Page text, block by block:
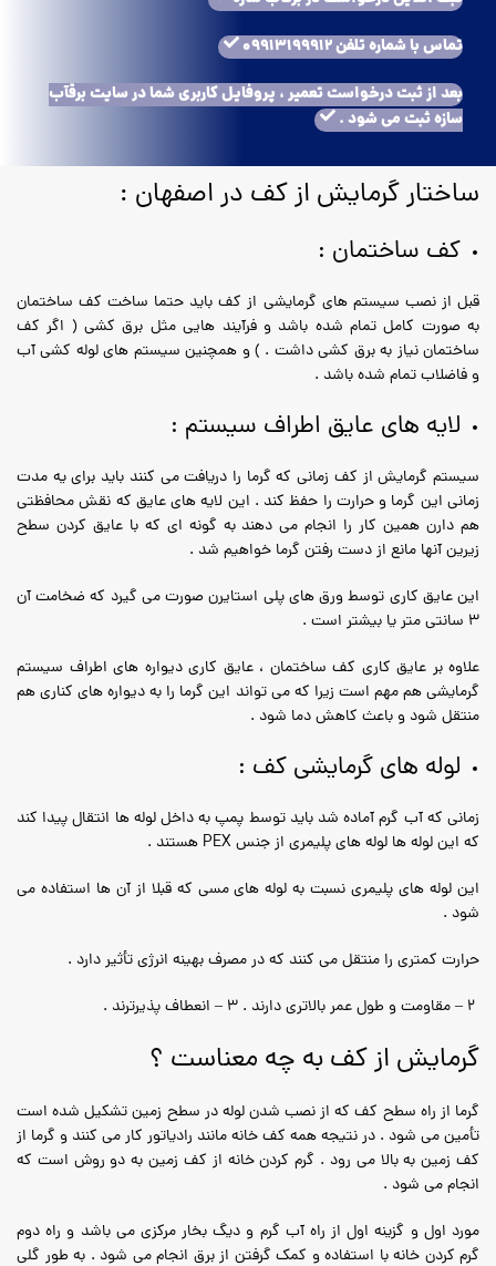
تماس با شماره تلفن 09913199912
بعد از ثبت درخواست تعمیر ، پروفایل کاربری شما در سایت برقآب
سازه ثبت می شود .
ساختار گرمایش از کف در اصفهان :
کف ساختمان :
قبل از نصب سیستم های گرمایشی از کف باید حتما ساخت کف ساختمان
به صورت کامل تمام شده باشد و فرآیند هایی مثل برق کشی ( اگر کف
ساختمان نیاز به برق کشی داشت . ) و همچنین سیستم های لوله کشی آب
و فاضلاب تمام شده باشد .
لایه های عایق اطراف سیستم :
سیستم گرمایش از کف زمانی که گرما را دریافت می کنند باید برای یه مدت
زمانی این گرما و حرارت را حفظ کند . این لایه های عایق که نقش محافظتی
هم دارن همین کار را انجام می دهند به گونه ای که با عایق کردن سطح
زیرین آنها مانع از دست رفتن گرما خواهیم شد .
این عایق کاری توسط ورق های پلی استایرن صورت می گیرد که ضخامت آن
3 سانتی متر یا بیشتر است .
علاوه بر عایق کاری کف ساختمان ، عایق کاری دیواره های اطراف سیستم
گرمایشی هم مهم است زیرا که می تواند این گرما را به دیواره های کناری هم
منتقل شود و باعث کاهش دما شود .
لوله های گرمایشی کف :
زمانی که آب گرم آماده شد باید توسط پمپ به داخل لوله ها انتقال پیدا کند
که این لوله ها لوله های پلیمری از جنس PEX هستند .
این لوله های پلیمری نسبت به لوله های مسی که قبلا از آن ها استفاده می
شود .
حرارت کمتری را منتقل می کنند که در مصرف بهینه انرژی تأثیر دارد .
گرمایش از کف به چه معناست ؟
گرما از راه سطح کف که از نصب شدن لوله در سطح زمین تشکیل شده است
تأمین می شود . در نتیجه همه کف خانه مانند رادیاتور کار می کنند و گرما از
کف زمین به بالا می رود . گرم کردن خانه از کف زمین به دو روش است که
انجام می شود .
مورد اول و گزینه اول از راه آب گرم و دیگ بخار مرکزی می باشد و راه دوم
گرم کردن خانه با استفاده و کمک گرفتن از برق انجام می شود . به طور گلی